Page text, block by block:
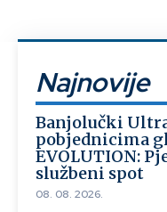
Najnovije
Banjolučki
pobjednicima
EVOLUTION:
službeni spot
08. 08. 2026.